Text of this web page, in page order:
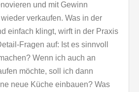
und mit Gewinn
verkaufen. Was in der
einfach klingt, wirft in der Praxis
Fragen auf: Ist es sinnvoll
Wenn ich auch an
möchte, soll ich dann
neue Küche einbauen? Was